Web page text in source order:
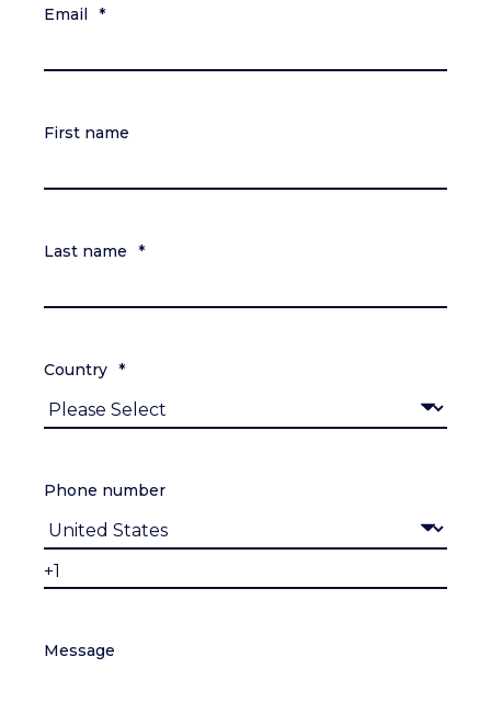
Email *
First name
Last name *
Country *
Phone number
Message